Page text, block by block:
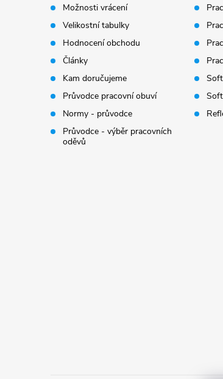
Možnosti vrácení
Velikostní tabulky
Hodnocení obchodu
Články
Kam doručujeme
Průvodce pracovní obuví
Normy - průvodce
Průvodce - výběr pracovních
oděvů